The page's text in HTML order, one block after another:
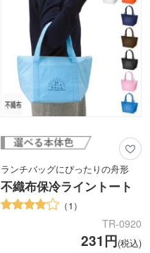
ランチバッグにぴったりの舟形
不織布保冷ライントート
1
TR-0920
231円(税込)